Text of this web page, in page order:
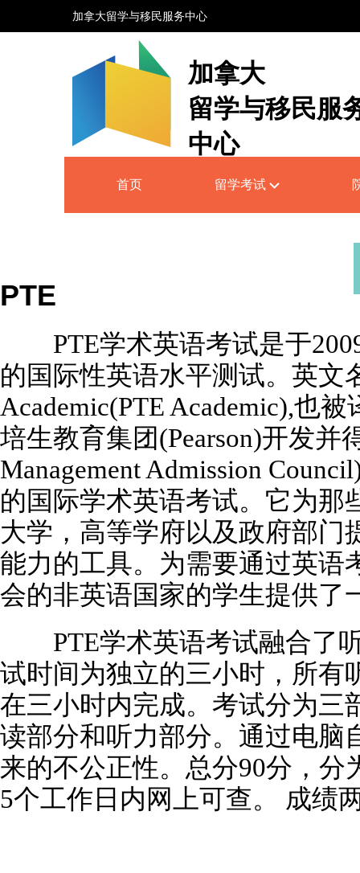
加拿大留学与移民服务中心
加拿大
留学与移民服
中心
Service Centre
首页 留学考试
PTE
PTE学术英语考试是于
的国际性英语水平测试。英文
Academic(PTE Academic),也
培生教育集团(Pearson)开发并
Management Admission
的国际学术英语考试。它为那
大学，高等学府以及政府部门
能力的工具。为需要通过英语
会的非英语国家的学生提供了
PTE学术英语考试融合了
试时间为独立的三小时，所有
在三小时内完成。考试分为三
读部分和听力部分。通过电脑
来的不公正性。总分90分，分
5个工作日内网上可查。 成绩